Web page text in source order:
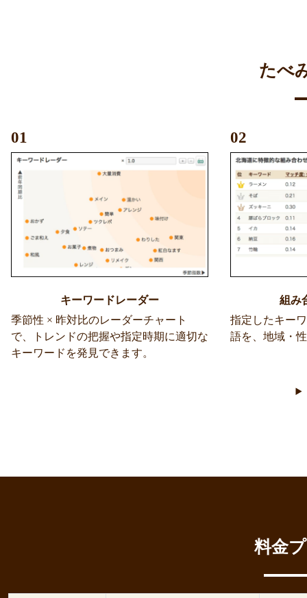
たべ
01
キーワードレーダー
季節性 × 昨対比のレーダーチャート
で、トレンドの把握や指定時期に適切な
キーワードを発見できます。
02
組み
指定したキー
語を、地域・
料金